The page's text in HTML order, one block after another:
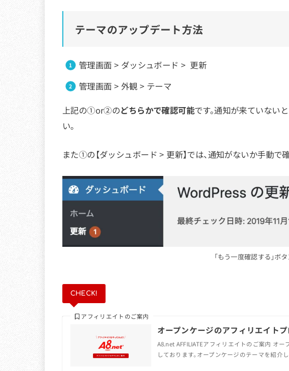
テーマのアップデート方法
管理画面 > ダッシュボード > 更新
管理画面 > 外観 > テーマ
上記の①or②のどちらかで確認可能です。通知が来ていない
い。
また①の【ダッシュボード > 更新】では、通知がないか手動で
「もう一度確認する」ボ
CHECK!
オープンケージのアフィリエイト
A8.net AFFILIATEアフィリエイトのご案内 オ
しております。オープンケージのテーマを紹介
アフィリエイトのご案内